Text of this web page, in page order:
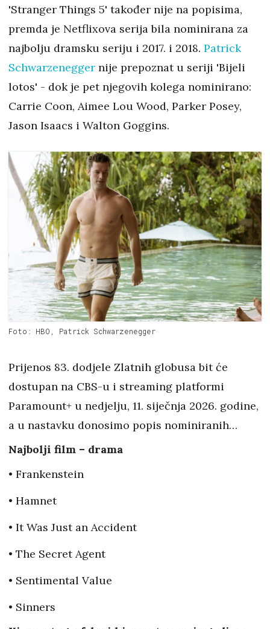
'Stranger Things 5' također nije na popisima,
premda je Netflixova serija bila nominirana za
najbolju dramsku seriju i 2017. i 2018. Patrick
Schwarzenegger nije prepoznat u seriji 'Bijeli
lotos' - dok je pet njegovih kolega nominirano:
Carrie Coon, Aimee Lou Wood, Parker Posey,
Jason Isaacs i Walton Goggins.
Foto: HBO, Patrick Schwarzenegger
Prijenos 83. dodjele Zlatnih globusa bit će
dostupan na CBS-u i streaming platformi
Paramount+ u nedjelju, 11. siječnja 2026. godine,
a u nastavku donosimo popis nominiranih…
Najbolji film – drama
• Frankenstein
• Hamnet
• It Was Just an Accident
• The Secret Agent
• Sentimental Value
• Sinners